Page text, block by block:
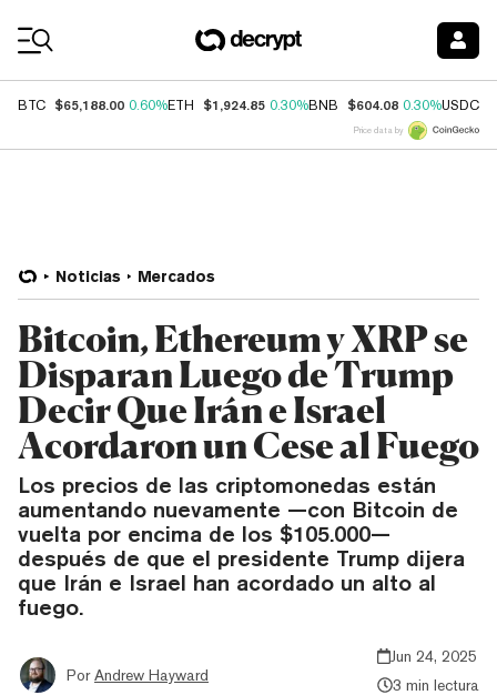
BTC $65,188.00 0.60%ETH $1,924.85 0.30%BNB $604.08 0.30%USDC
Price data by
Noticias Mercados
Bitcoin, Ethereum y XRP se
Disparan Luego de Trump
Decir Que Irán e Israel
Acordaron un Cese al Fuego
Los precios de las criptomonedas están
aumentando nuevamente —con Bitcoin de
vuelta por encima de los $105.000—
después de que el presidente Trump dijera
que Irán e Israel han acordado un alto al
fuego.
Por Andrew Hayward
Jun 24, 2025
3 min lectura